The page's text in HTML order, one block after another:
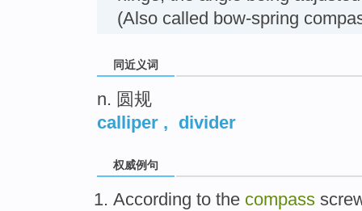
(Also called bow-spring
同近义词
n. 圆规
calliper , divider
权威例句
According to the compass